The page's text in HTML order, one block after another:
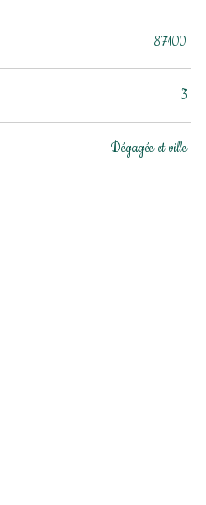
87100
3
Dégagée et ville